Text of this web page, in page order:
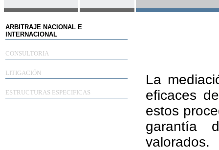
ARBITRAJE NACIONAL E
INTERNACIONAL
CONSULTORIA
LITIGACIÓN
ESTRUCTURAS ESPECIFICAS
La
eficaces
estos
garantía
valorados.